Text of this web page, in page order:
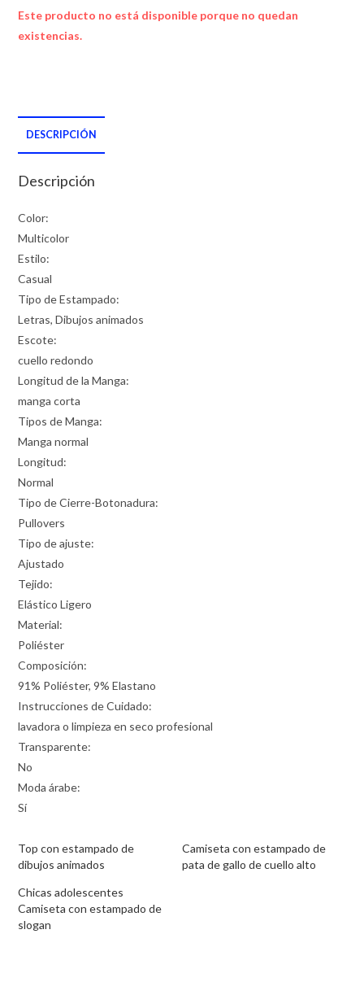
Este producto no está disponible porque no quedan
existencias.
DESCRIPCIÓN
Descripción
Color:
Multicolor
Estilo:
Casual
Tipo de Estampado:
Letras, Dibujos animados
Escote:
cuello redondo
Longitud de la Manga:
manga corta
Tipos de Manga:
Manga normal
Longitud:
Normal
Tipo de Cierre-Botonadura:
Pullovers
Tipo de ajuste:
Ajustado
Tejido:
Elástico Ligero
Material:
Poliéster
Composición:
91% Poliéster, 9% Elastano
Instrucciones de Cuidado:
lavadora o limpieza en seco profesional
Transparente:
No
Moda árabe:
Sí
Top con estampado de
dibujos animados
Camiseta con estampado de
pata de gallo de cuello alto
Chicas adolescentes
Camiseta con estampado de
slogan